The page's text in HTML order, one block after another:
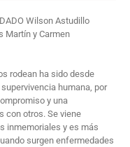
Wilson Astudillo
Martín y Carmen
rodean ha sido desde
humana, por
y una
con otros. Se viene
inmemoriales y es más
surgen enfermedades